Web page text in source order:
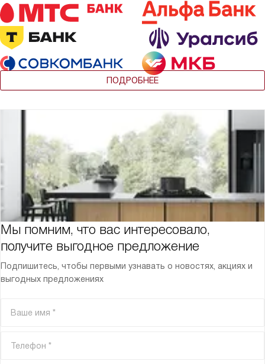
ПОДРОБНЕЕ
Мы помним, что вас интересовало,
получите выгодное предложение
Подпишитесь, чтобы первыми узнавать о новостях, акциях и
выгодных предложениях